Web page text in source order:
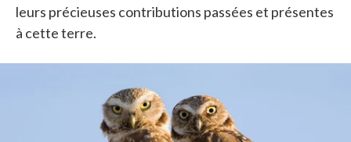
leurs précieuses contributions passées et présentes
à cette terre.